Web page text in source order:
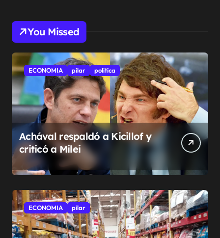
You Missed
ECONOMIA pilar politíca
Achával respaldó a Kicillof y
criticó a Milei
ECONOMIA pilar